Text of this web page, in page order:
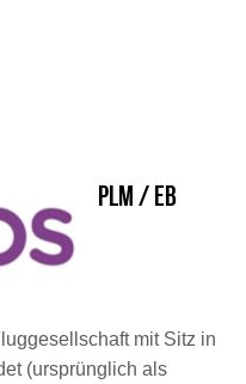
PLM / EB
mit Sitz in
(ursprünglich als